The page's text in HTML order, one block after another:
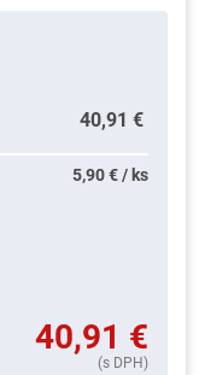
40,91 €
5,90 € / ks
40,91 €
(s DPH)